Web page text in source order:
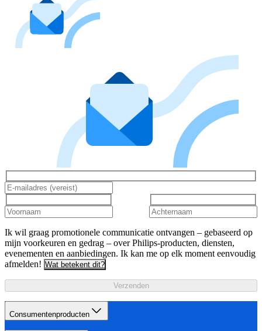
Ik wil graag promotionele communicatie ontvangen – gebaseerd op
mijn voorkeuren en gedrag – over Philips-producten, diensten,
evenementen en aanbiedingen. Ik kan me op elk moment eenvoudig
afmelden! Wat betekent dit?
Verzenden
Consumentenproducten